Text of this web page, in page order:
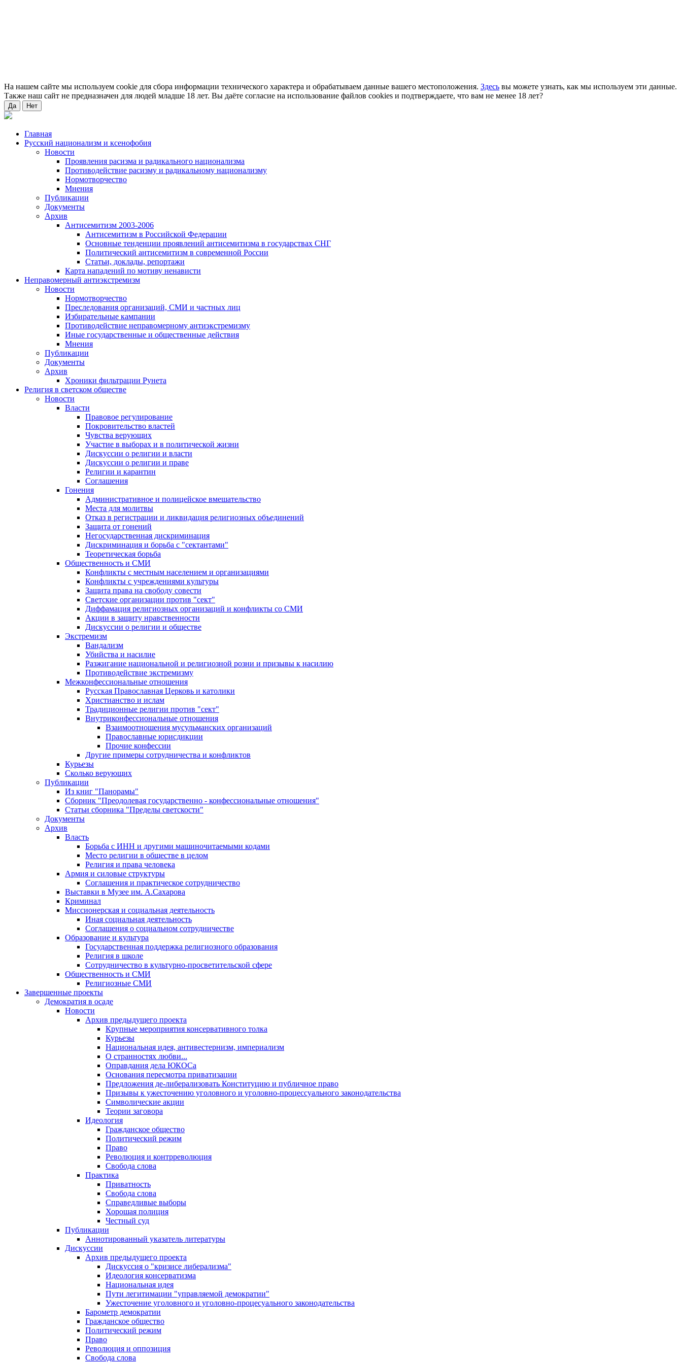
На нашем сайте мы используем cookie для сбора информации технического характера и обрабатываем данные вашего местоположения. Здесь вы можете узнать, как мы используем эти данные.
Также наш сайт не предназначен для людей младше 18 лет. Вы даёте согласие на использование файлов cookies и подтверждаете, что вам не менее 18 лет?
Да Нет
Главная
Русский национализм и ксенофобия
Новости
Проявления расизма и радикального национализма
Противодействие расизму и радикальному национализму
Нормотворчество
Мнения
Публикации
Документы
Архив
Антисемитизм 2003-2006
Антисемитизм в Российской Федерации
Основные тенденции проявлений антисемитизма в государствах СНГ
Политический антисемитизм в современной России
Статьи, доклады, репортажи
Карта нападений по мотиву ненависти
Неправомерный антиэкстремизм
Новости
Нормотворчество
Преследования организаций, СМИ и частных лиц
Избирательные кампании
Противодействие неправомерному антиэкстремизму
Иные государственные и общественные действия
Мнения
Публикации
Документы
Архив
Хроники фильтрации Рунета
Религия в светском обществе
Новости
Власти
Правовое регулирование
Покровительство властей
Чувства верующих
Участие в выборах и в политической жизни
Дискуссии о религии и власти
Дискуссии о религии и праве
Религии и карантин
Соглашения
Гонения
Административное и полицейское вмешательство
Места для молитвы
Отказ в регистрации и ликвидация религиозных объединений
Защита от гонений
Негосударственная дискриминация
Дискриминация и борьба с "сектантами"
Теоретическая борьба
Общественность и СМИ
Конфликты с местным населением и организациями
Конфликты с учреждениями культуры
Защита права на свободу совести
Светские организации против "сект"
Диффамация религиозных организаций и конфликты со СМИ
Акции в защиту нравственности
Дискуссии о религии и обществе
Экстремизм
Вандализм
Убийства и насилие
Разжигание национальной и религиозной розни и призывы к насилию
Противодействие экстремизму
Межконфессиональные отношения
Русская Православная Церковь и католики
Христианство и ислам
Традиционные религии против "сект"
Внутриконфессиональные отношения
Взаимоотношения мусульманских организаций
Православные юрисдикции
Прочие конфессии
Другие примеры сотрудничества и конфликтов
Курьезы
Сколько верующих
Публикации
Из книг "Панорамы"
Сборник "Преодолевая государственно - конфессиональные отношения"
Статьи сборника "Пределы светскости"
Документы
Архив
Власть
Борьба с ИНН и другими машиночитаемыми кодами
Место религии в обществе в целом
Религия и права человека
Армия и силовые структуры
Соглашения и практическое сотрудничество
Выставки в Музее им. А.Сахарова
Криминал
Миссионерская и социальная деятельность
Иная социальная деятельность
Соглашения о социальном сотрудничестве
Образование и культура
Государственная поддержка религиозного образования
Религия в школе
Сотрудничество в культурно-просветительской сфере
Общественность и СМИ
Религиозные СМИ
Завершенные проекты
Демократия в осаде
Новости
Архив предыдущего проекта
Крупные мероприятия консервативного толка
Курьезы
Национальная идея, антивестернизм, империализм
О странностях любви...
Оправдания дела ЮКОСа
Основания пересмотра приватизации
Предложения де-либерализовать Конституцию и публичное право
Призывы к ужесточению уголовного и уголовно-процессуального законодательства
Символические акции
Теории заговора
Идеология
Гражданское общество
Политический режим
Право
Революция и контрреволюция
Свобода слова
Практика
Приватность
Свобода слова
Справедливые выборы
Хорошая полиция
Честный суд
Публикации
Аннотированный указатель литературы
Дискуссии
Архив предыдущего проекта
Дискуссия о "кризисе либерализма"
Идеология консерватизма
Национальная идея
Пути легитимации "управляемой демократии"
Ужесточение уголовного и уголовно-процесуального законодательства
Барометр демократии
Гражданское общество
Политический режим
Право
Революция и оппозиция
Свобода слова